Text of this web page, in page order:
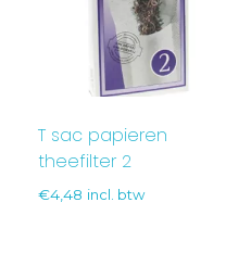
T sac papieren
theefilter 2
€4,48 incl. btw